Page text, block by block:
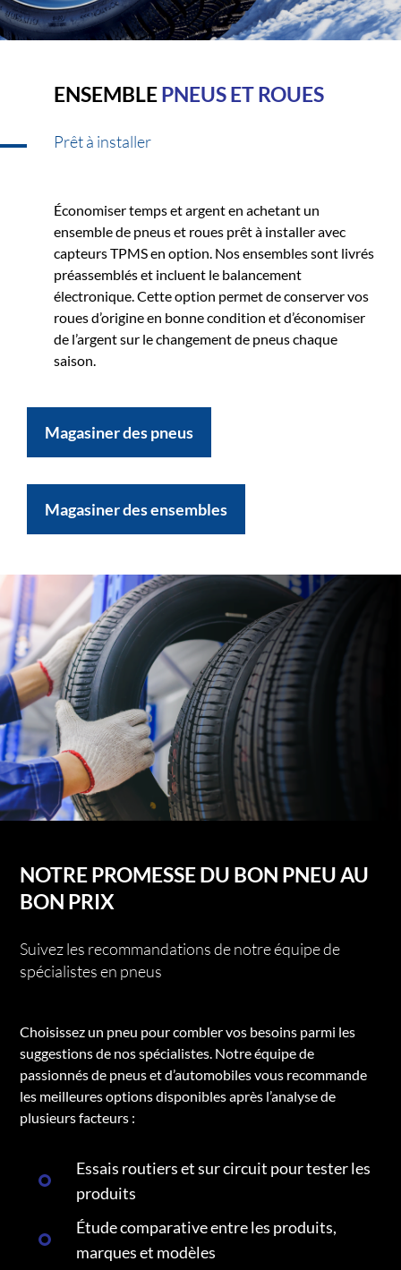
ENSEMBLEPNEUS ET ROUES
Prêt à installer
Économiser temps et argent en achetant un
ensemble de pneus et roues prêt à installer avec
capteurs TPMS en option. Nos ensembles sont livrés
préassemblés et incluent le balancement
électronique. Cette option permet de conserver vos
roues d’origine en bonne condition et d’économiser
de l’argent sur le changement de pneus chaque
saison.
Magasiner des pneus
Magasiner des ensembles
NOTRE PROMESSE DU BON PNEU AU
BON PRIX
Suivez les recommandations de notre équipe de
spécialistes en pneus
Choisissez un pneu pour combler vos besoins parmi les
suggestions de nos spécialistes. Notre équipe de
passionnés de pneus et d’automobiles vous recommande
les meilleures options disponibles après l’analyse de
plusieurs facteurs :
Essais routiers et sur circuit pour tester les
produits
Étude comparative entre les produits,
marques et modèles